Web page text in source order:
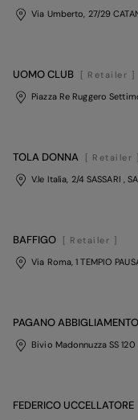
Via Umberto, 27/29
UOMO CLUB
[ Retailer ]
Piazza Re Ruggero
TOLA DONNA
[ Retailer ]
V.le Italia, 2/4 SASSARI ,
BAFFIGO
[ Retailer ]
Via Roma, 1 TEMPIO
PAGANO ABBIGLIAMENTO
Bivio Madonnuzza SS 120
FEDERICO UCCELLATORE